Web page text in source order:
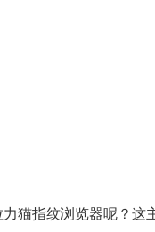
猫指纹浏览器呢？这